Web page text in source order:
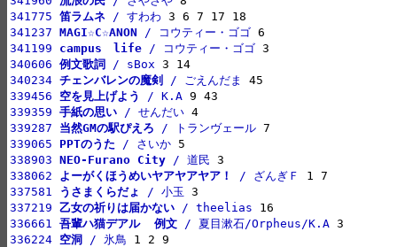
341775 笛ラムネ / すわわ
341237 MAGI☆C☆ANON / コウティー・ゴゴ
341199 campus　life / コウティー・ゴゴ
340606 例文歌詞 / sBox
340234 チェンバレンの魔剣 / ごえんだま
339456 空を見上げよう / K.A
339359 手紙の思い / せんだい
339287 当然GMの駅ぴえろ / トランヴェール
339065 PPTのうた / さいか
338903 NEO-Furano City / 道民
338062
よーがくほうめいヤアヤアヤア！ / ざんぎＦ
337581
うさまくらだょ / 小玉
337219 乙女の祈りは届かない / theelias
336661 吾輩ハ猫デアル  例文 / 夏目漱石/Orpheus/K.A
336224 空洞 / 氷鳥